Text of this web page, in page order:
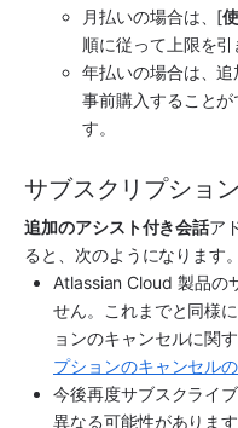
月払いの場合は、[
順に従って上限を引
年払いの場合は、
事前購入すること
す。
サブスクリプショ
追加のアシスト付き会話ア
ると、次のようになります。
Atlassian Cloud 製品の
せん。これまでと同様
ョンのキャンセルに関
プションのキャンセル
今後再度サブスクライ
異なる可能性があります